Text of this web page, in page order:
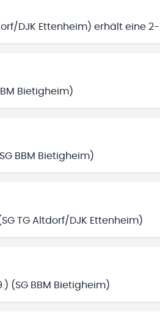
DJK Ettenheim) erhält eine
Bietigheim)
BBM Bietigheim)
TG Altdorf/DJK Ettenheim)
(SG BBM Bietigheim)